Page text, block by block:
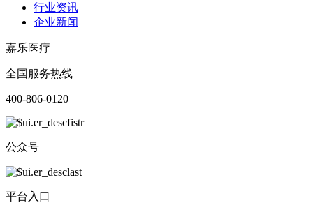
行业资讯
企业新闻
嘉乐医疗
全国服务热线
400-806-0120
公众号
平台入口